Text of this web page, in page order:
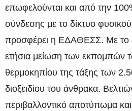
επωφελούνται και από την
σύνδεσης με το δίκτυο
προσφέρει η ΕΔΑΘΕΣΣ. Με το
ετήσια μείωση των εκπομπών
θερμοκηπίου της τάξης των
διοξειδίου του άνθρακα.
περιβαλλοντικό αποτύπωμα